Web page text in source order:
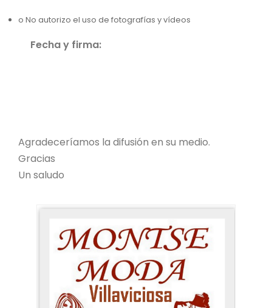
o No autorizo el uso de fotografías y vídeos
Fecha y firma:
Agradeceríamos la difusión en su medio.
Gracias
Un saludo